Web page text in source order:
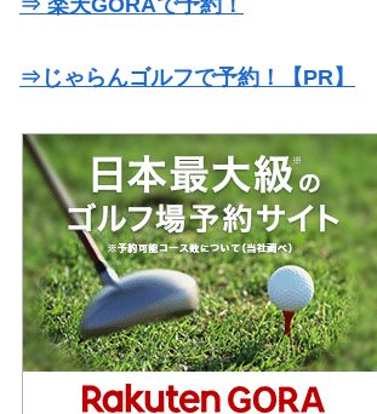
⇒じゃらんゴルフで予約！【PR】